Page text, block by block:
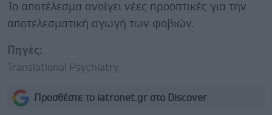
Το αποτέλεσμα ανοίγει νέες προοπτικές για την
αποτελεσματική αγωγή των φοβιών.
Πηγές:
Translational Psychiatry.
Προσθέστε το iatronet.gr στο Discover